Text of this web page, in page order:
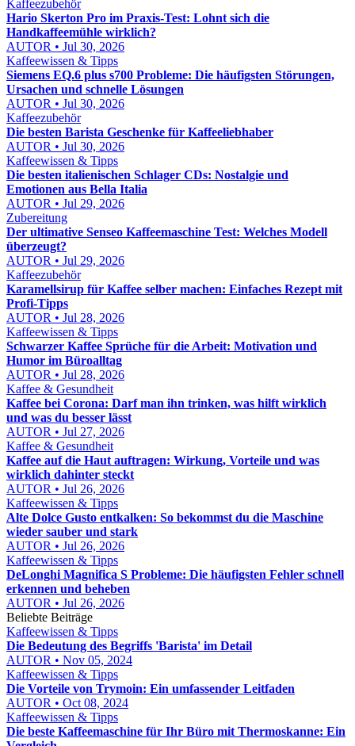
Kaffeezubehör
Hario Skerton Pro im Praxis-Test: Lohnt sich die
Handkaffeemühle wirklich?
AUTOR • Jul 30, 2026
Kaffeewissen & Tipps
Siemens EQ.6 plus s700 Probleme: Die häufigsten Störungen,
Ursachen und schnelle Lösungen
AUTOR • Jul 30, 2026
Kaffeezubehör
Die besten Barista Geschenke für Kaffeeliebhaber
AUTOR • Jul 30, 2026
Kaffeewissen & Tipps
Die besten italienischen Schlager CDs: Nostalgie und
Emotionen aus Bella Italia
AUTOR • Jul 29, 2026
Zubereitung
Der ultimative Senseo Kaffeemaschine Test: Welches Modell
überzeugt?
AUTOR • Jul 29, 2026
Kaffeezubehör
Karamellsirup für Kaffee selber machen: Einfaches Rezept mit
Profi-Tipps
AUTOR • Jul 28, 2026
Kaffeewissen & Tipps
Schwarzer Kaffee Sprüche für die Arbeit: Motivation und
Humor im Büroalltag
AUTOR • Jul 28, 2026
Kaffee & Gesundheit
Kaffee bei Corona: Darf man ihn trinken, was hilft wirklich
und was du besser lässt
AUTOR • Jul 27, 2026
Kaffee & Gesundheit
Kaffee auf die Haut auftragen: Wirkung, Vorteile und was
wirklich dahinter steckt
AUTOR • Jul 26, 2026
Kaffeewissen & Tipps
Alte Dolce Gusto entkalken: So bekommst du die Maschine
wieder sauber und stark
AUTOR • Jul 26, 2026
Kaffeewissen & Tipps
DeLonghi Magnifica S Probleme: Die häufigsten Fehler schnell
erkennen und beheben
AUTOR • Jul 26, 2026
Beliebte Beiträge
Kaffeewissen & Tipps
Die Bedeutung des Begriffs 'Barista' im Detail
AUTOR • Nov 05, 2024
Kaffeewissen & Tipps
Die Vorteile von Trymoin: Ein umfassender Leitfaden
AUTOR • Oct 08, 2024
Kaffeewissen & Tipps
Die beste Kaffeemaschine für Ihr Büro mit Thermoskanne: Ein